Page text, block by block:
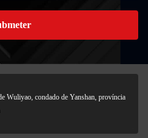
Wuliyao, condado de Yanshan, província